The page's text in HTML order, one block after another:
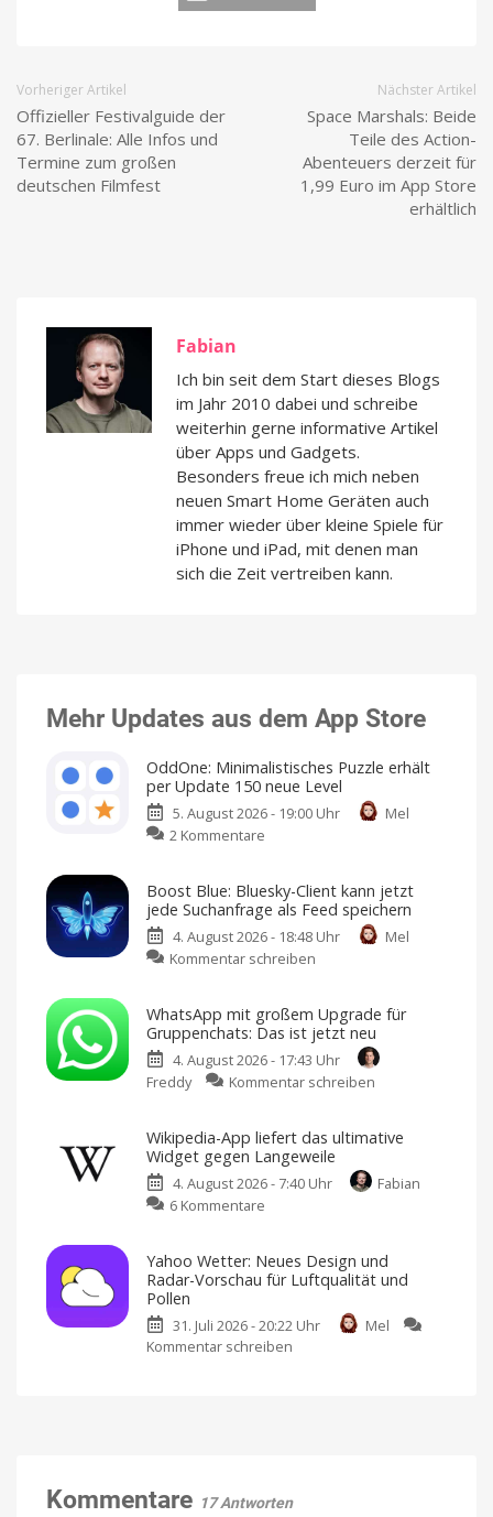
Vorheriger Artikel
Offizieller Festivalguide der
67. Berlinale: Alle Infos und
Termine zum großen
deutschen Filmfest
Nächster Artikel
Space Marshals: Beide
Teile des Action-
Abenteuers derzeit für
1,99 Euro im App Store
erhältlich
Fabian
Ich bin seit dem Start dieses Blogs
im Jahr 2010 dabei und schreibe
weiterhin gerne informative Artikel
über Apps und Gadgets.
Besonders freue ich mich neben
neuen Smart Home Geräten auch
immer wieder über kleine Spiele für
iPhone und iPad, mit denen man
sich die Zeit vertreiben kann.
Mehr Updates aus dem App Store
OddOne: Minimalistisches Puzzle erhält
per Update 150 neue Level
5. August 2026 - 19:00 Uhr
Mel
2 Kommentare
Puzzle
erhält
per
Update
Level
Weitere
und
In-
Boost Blue: Bluesky-Client kann jetzt
jede Suchanfrage als Feed speichern
4. August 2026 - 18:48 Uhr
Mel
Kommentar schreiben
Bluesky-
Client
kann
jetzt
als
Feed
speichern
laden
WhatsApp mit großem Upgrade für
Gruppenchats: Das ist jetzt neu
4. August 2026 - 17:43 Uhr
Freddy
Kommentar schreiben
großem
für
jetzt
neu
Abstimmungen,
@alle
Wikipedia-App liefert das ultimative
Widget gegen Langeweile
4. August 2026 - 7:40 Uhr
Fabian
6 Kommentare
liefert
das
Widget
gegen
Yahoo Wetter: Neues Design und
Radar-Vorschau für Luftqualität und
Pollen
31. Juli 2026 - 20:22 Uhr
Mel
Kommentar schreiben
Kommentare 17 Antworten